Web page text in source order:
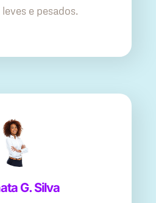
e pesados.
G. Silva